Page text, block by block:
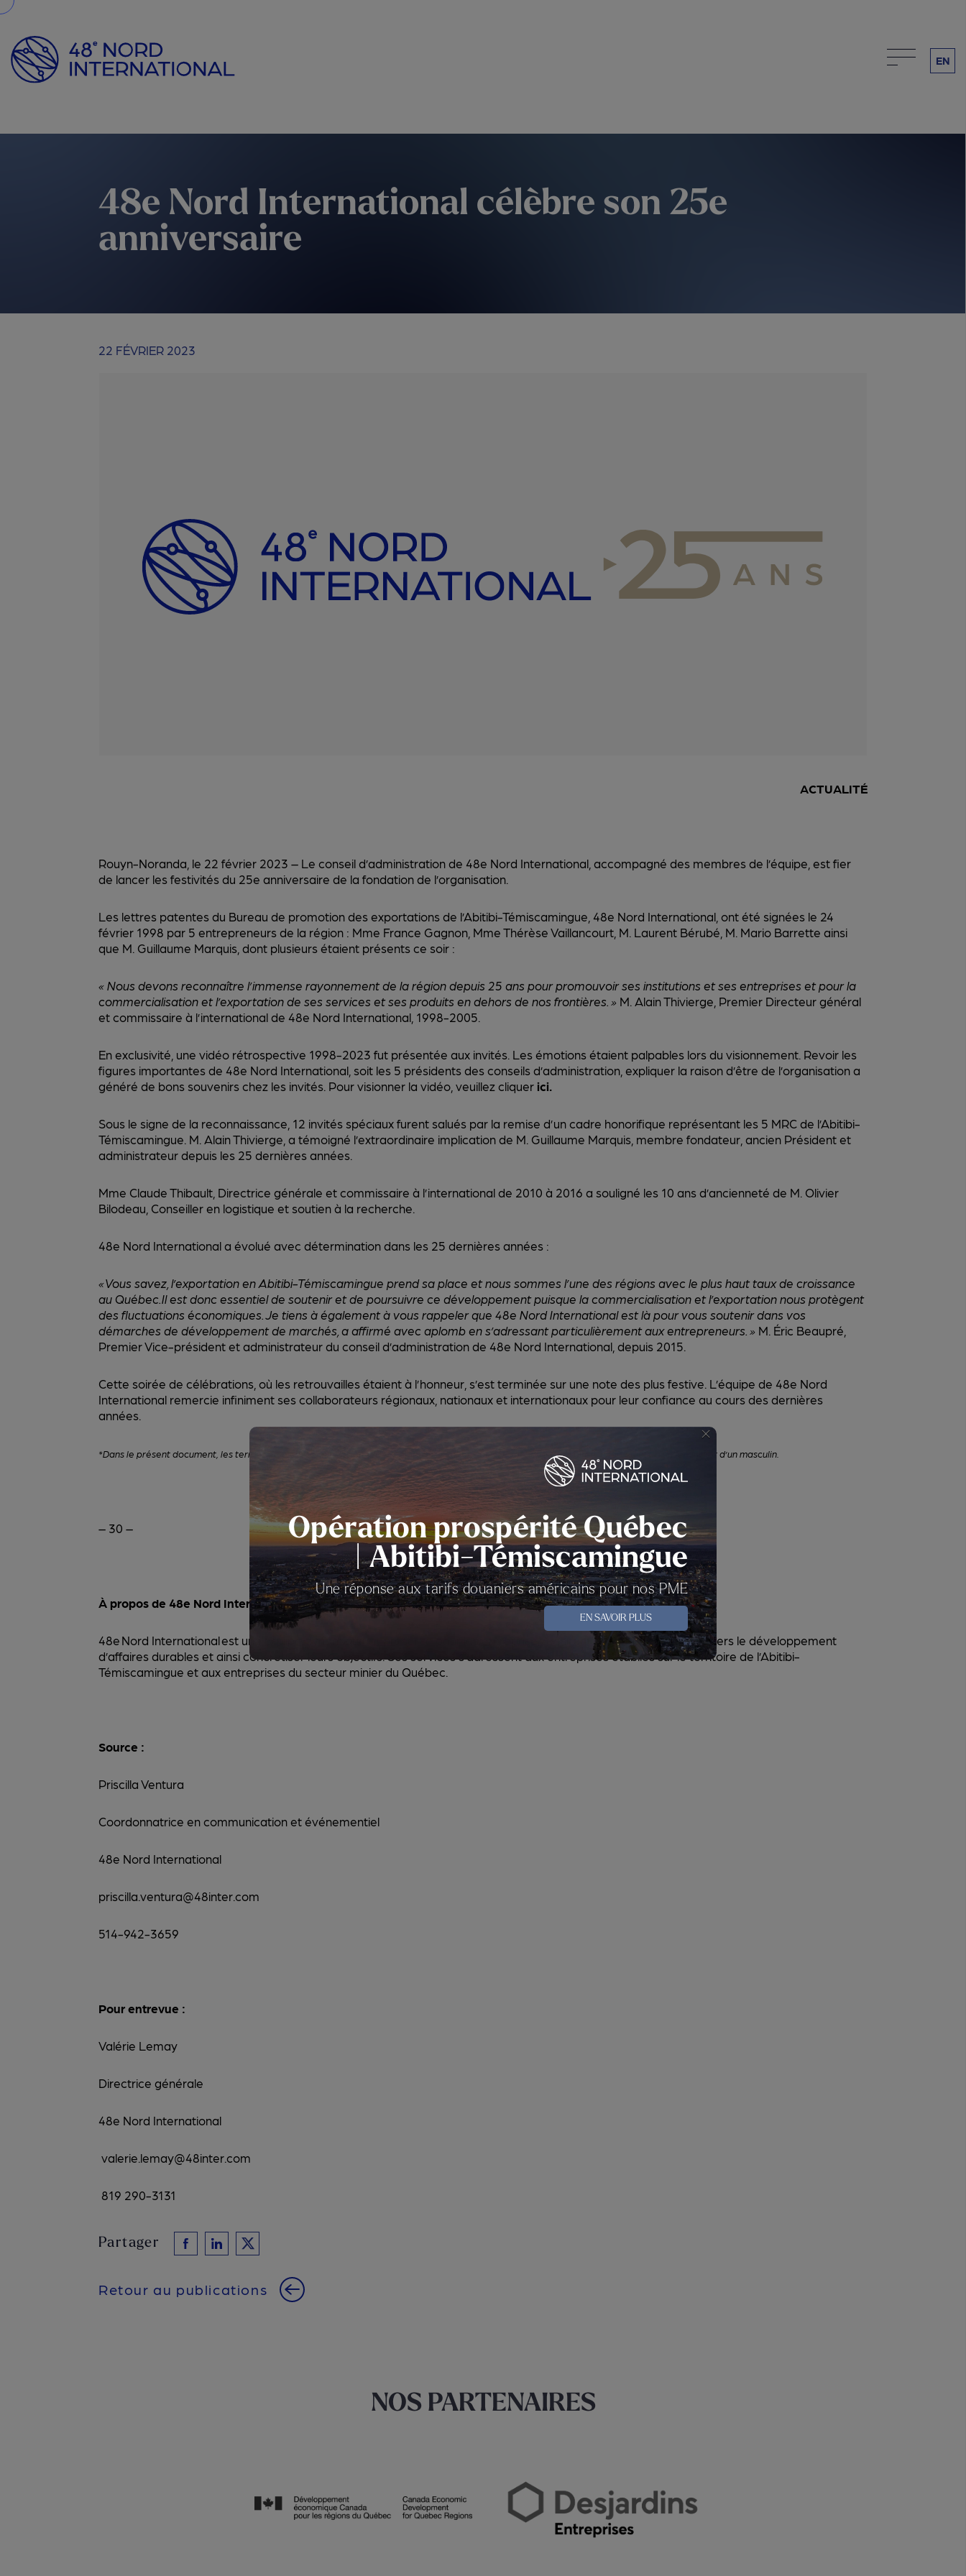
EN
48e Nord International célèbre son 25e
anniversaire
22 FÉVRIER 2023
ACTUALITÉ
Rouyn-Noranda, le 22 février 2023 – Le conseil d’administration de 48e Nord International, accompagné des membres de l’équipe, est fier
de lancer les festivités du 25e anniversaire de la fondation de l’organisation.
Les lettres patentes du Bureau de promotion des exportations de l’Abitibi-Témiscamingue, 48e Nord International, ont été signées le 24
février 1998 par 5 entrepreneurs de la région : Mme France Gagnon, Mme Thérèse Vaillancourt, M. Laurent Bérubé, M. Mario Barrette ainsi
que M. Guillaume Marquis, dont plusieurs étaient présents ce soir :
« Nous devons reconnaître l’immense rayonnement de la région depuis 25 ans pour promouvoir ses institutions et ses entreprises et pour la
commercialisation et l’exportation de ses services et ses produits en dehors de nos frontières. » M. Alain Thivierge, Premier Directeur général
et commissaire à l’international de 48e Nord International, 1998-2005.
En exclusivité, une vidéo rétrospective 1998-2023 fut présentée aux invités. Les émotions étaient palpables lors du visionnement. Revoir les
figures importantes de 48e Nord International, soit les 5 présidents des conseils d’administration, expliquer la raison d’être de l’organisation a
généré de bons souvenirs chez les invités. Pour visionner la vidéo, veuillez cliquer ici
Sous le signe de la reconnaissance, 12 invités spéciaux furent salués par la remise d’un cadre honorifique représentant les 5 MRC de l’Abitibi-
Témiscamingue. M. Alain Thivierge, a témoigné l’extraordinaire implication de M. Guillaume Marquis, membre fondateur, ancien Président et
administrateur depuis les 25 dernières années.
Mme Claude Thibault, Directrice générale et commissaire à l’international de 2010 à 2016 a souligné les 10 ans d’ancienneté de M. Olivier
Bilodeau, Conseiller en logistique et soutien à la recherche.
48e Nord International a évolué avec détermination dans les 25 dernières années :
« Vous savez, l’exportation en Abitibi-Témiscamingue prend sa place et nous sommes l’une des régions avec le plus haut taux de croissance
au Québec. Il est donc essentiel de soutenir et de poursuivre ce développement puisque la commercialisation et l’exportation nous protègent
des fluctuations économiques. Je tiens à également à vous rappeler que 48e Nord International est là pour vous soutenir dans vos
démarches de développement de marchés, a affirmé avec aplomb en s’adressant particulièrement aux entrepreneurs. » M. Éric Beaupré,
Premier Vice-président et administrateur du conseil d’administration de 48e Nord International, depuis 2015.
Cette soirée de célébrations, où les retrouvailles étaient à l’honneur, s’est terminée sur une note des plus festive. L’équipe de 48e Nord
International remercie infiniment ses collaborateurs régionaux, nationaux et internationaux pour leur confiance au cours des dernières
années.
*Dans le présent document, les termes employés pour désigner des personnes sont pris au sens générique; ils ont à la fois valeur d’un féminin et d’un masculin.
– 30 –
À propos de 48e Nord International
48e Nord International est une équipe dynamique et présente pour les entreprises désirant mener leurs activités vers le développement
d’affaires durables et ainsi concrétiser leurs objectifs. Ses services s’adressent aux entreprises établies sur le territoire de l’Abitibi-
Témiscamingue et aux entreprises du secteur minier du Québec.
Source :
Priscilla Ventura
Coordonnatrice en communication et événementiel
48e Nord International
priscilla.ventura@48inter.com
514-942-3659
Pour entrevue :
Valérie Lemay
Directrice générale
48e Nord International
valerie.lemay@48inter.com
819 290-3131
Partager
Retour au publications
NOS PARTENAIRES
Opération prospérité Québec
| Abitibi-Témiscamingue
Une réponse aux tarifs douaniers américains pour nos PME
EN SAVOIR PLUS
×